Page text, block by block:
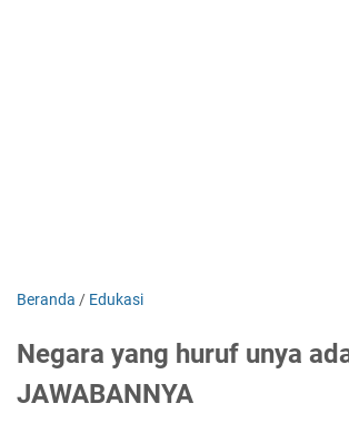
Beranda / Edukasi
Negara yang huruf unya
JAWABANNYA